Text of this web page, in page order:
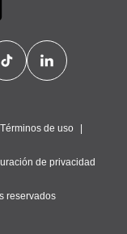
Términos de uso
de privacidad
reservados